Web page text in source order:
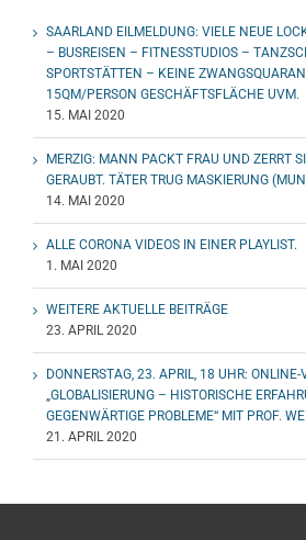
SAARLAND EILMELDUNG: VIELE NEUE
– BUSREISEN – FITNESSTUDIOS –
SPORTSTÄTTEN – KEINE
15QM/PERSON GESCHÄFTSFLÄCHE UVM.
15. MAI 2020
MERZIG: MANN PACKT FRAU UND ZERRT
GERAUBT. TÄTER TRUG MASKIERUNG
14. MAI 2020
ALLE CORONA VIDEOS IN EINER PLAYLIST.
1. MAI 2020
WEITERE AKTUELLE BEITRÄGE
23. APRIL 2020
DONNERSTAG, 23. APRIL, 18 UHR: ONLINE-
„GLOBALISIERUNG – HISTORISCHE
GEGENWÄRTIGE PROBLEME“ MIT PROF.
21. APRIL 2020